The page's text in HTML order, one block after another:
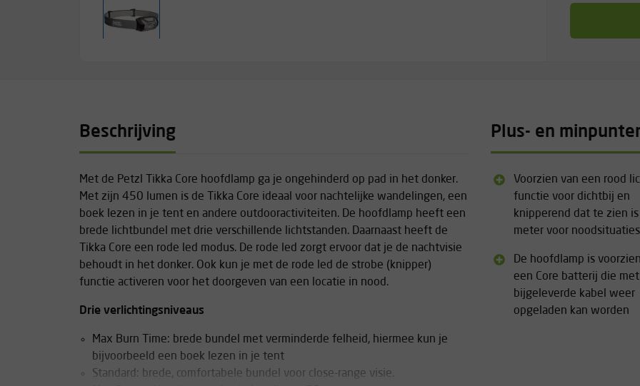
Beschrijving
Met de Petzl Tikka Core hoofdlamp ga je ongehinderd op pad in het donker.
Met zijn 450 lumen is de Tikka Core ideaal voor nachtelijke wandelingen, een
boek lezen in je tent en andere outdooractiviteiten. De hoofdlamp heeft een
brede lichtbundel met drie verschillende lichtstanden. Daarnaast heeft de
Tikka Core een rode led modus. De rode led zorgt ervoor dat je de nachtvisie
behoudt in het donker. Ook kun je met de rode led de strobe (knipper)
functie activeren voor het doorgeven van een locatie in nood.
Drie verlichtingsniveaus
Max Burn Time: brede bundel met verminderde felheid, hiermee kun je
bijvoorbeeld een boek lezen in je tent
Standard: brede, comfortabele bundel voor close-range visie.
Plus- en
Voorzien van een rood
functie voor dichtbij en
knipperend dat te zien
meter voor noodsituaties
De hoofdlamp is
een Core batterij die met
bijgeleverde kabel weer
opgeladen kan worden